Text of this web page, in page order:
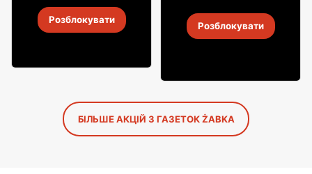
18 серп. 2026
Розблокувати
Алкогольні напої Soplica
18 серп. 2026
Розблокувати
БІЛЬШЕ АКЦІЙ З ГАЗЕТОК ŻABKA